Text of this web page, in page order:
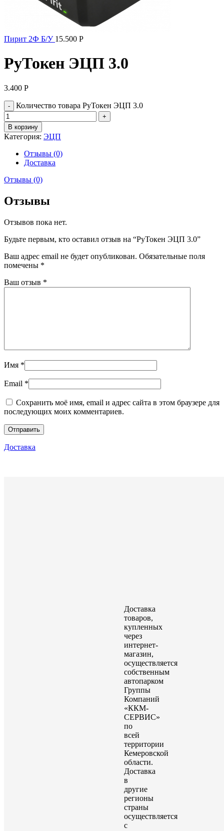
Пирит 2Ф Б/У 15.500 Р
РуТокен ЭЦП 3.0
3.400 Р
Количество товара РуТокен ЭЦП 3.0
В корзину
Категория: ЭЦП
Отзывы (0)
Доставка
Отзывы (0)
Отзывы
Отзывов пока нет.
Будьте первым, кто оставил отзыв на “РуТокен ЭЦП 3.0”
Ваш адрес email не будет опубликован. Обязательные поля
помечены *
Ваш отзыв *
Имя *
Email *
Сохранить моё имя, email и адрес сайта в этом браузере для
последующих моих комментариев.
Доставка
Доставка
товаров,
купленных
через
интернет-
магазин,
осуществляется
собственным
автопарком
Группы
Компаний
«ККМ-
СЕРВИС»
по
всей
территории
Кемеровской
области.
Доставка
в
другие
регионы
страны
осуществляется
с